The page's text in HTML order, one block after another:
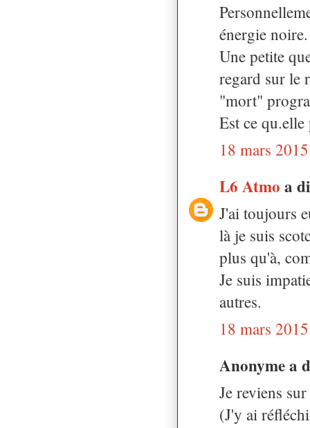
énergie noire.
Une petite
regard sur le
"mort"
Est ce
18 mars
L6 Atmo a
J'ai toujours
là je suis
plus qu'à,
Je suis
autres.
18 mars
Anonyme a
Je reviens
(J'y ai